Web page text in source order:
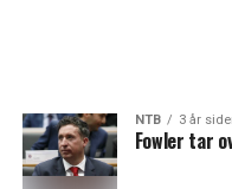
NTB 3 år
Fowler tar